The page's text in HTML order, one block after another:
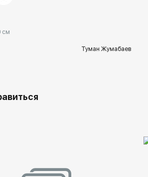
см
Туман Жумабаев